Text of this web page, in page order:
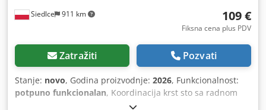
Siedlce 911 km 109 €
Fiksna cena plus PDV
Zatražiti Pozvati
Stanje: novo, Godina proizvodnje: 2026, Funkcionalnost:
potpuno funkcionalan, Koordinacija krst sto sa radnom
površinom napravljenom od precizno brušenog livenog